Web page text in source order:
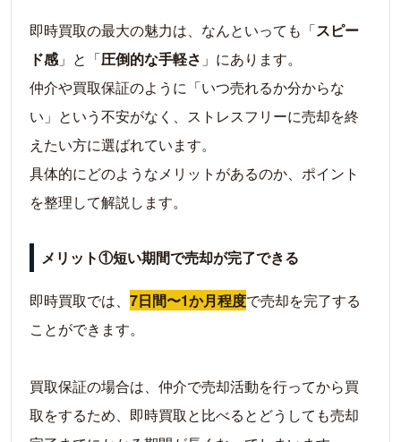
即時買取の最大の魅力は、なんといっても「スピー
ド感」と「圧倒的な手軽さ 」にあります。
仲介や買取保証のように「いつ売れるか分からな
い」という不安がなく、ストレスフリーに売却を終
えたい方に選ばれています。
具体的にどのようなメリットがあるのか、ポイント
を整理して解説します。
メリット①短い期間で売却が完了できる
即時買取では、 7日間〜1か月程度で売却を完了する
ことができます。
買取保証の場合は、仲介で売却活動を行ってから買
取をするため、即時買取と比べるとどうしても売却